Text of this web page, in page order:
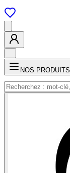
NOS PRODUITS